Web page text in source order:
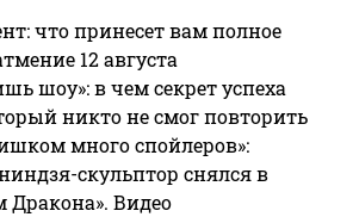
что принесет вам полное
12 августа
шоу»: в чем секрет успеха
никто не смог повторить
много спойлеров»:
скульптор снялся в
Дракона». Видео